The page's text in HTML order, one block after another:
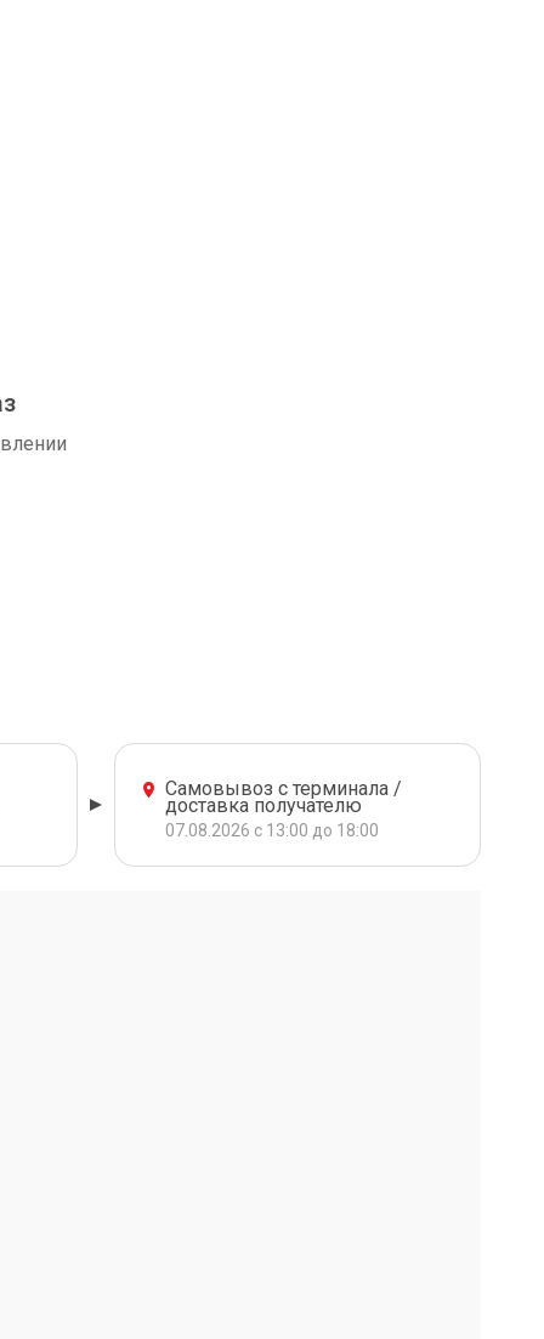
Самовывоз с терминала /
доставка получателю
07.08.2026 с 13:00 до 18:00